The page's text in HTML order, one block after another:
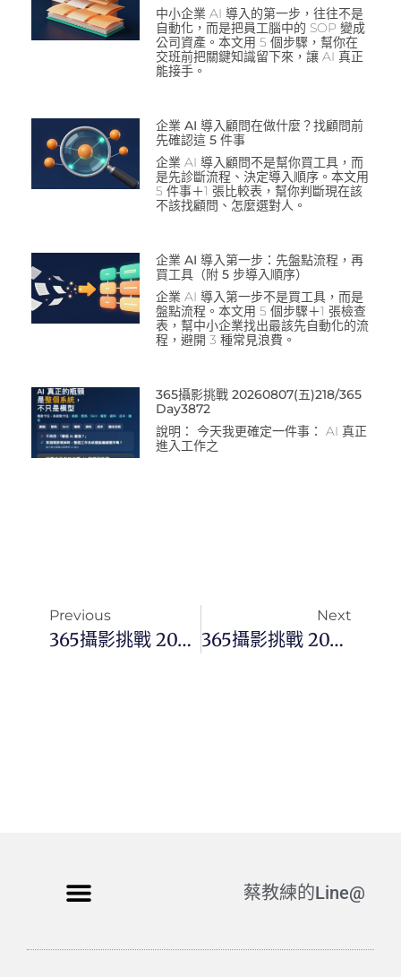
中小企業 AI 導入的第一步，往往不是
自動化，而是把員工腦中的 SOP 變成
公司資產。本文用 5 個步驟，幫你在
交班前把關鍵知識留下來，讓 AI 真正
能接手。
企業 AI 導入顧問在做什麼？找顧問前
先確認這 5 件事
企業 AI 導入顧問不是幫你買工具，而
是先診斷流程、決定導入順序。本文用
5 件事＋1 張比較表，幫你判斷現在該
不該找顧問、怎麼選對人。
企業 AI 導入第一步：先盤點流程，再
買工具（附 5 步導入順序）
企業 AI 導入第一步不是買工具，而是
盤點流程。本文用 5 個步驟＋1 張檢查
表，幫中小企業找出最該先自動化的流
程，避開 3 種常見浪費。
365攝影挑戰 20260807(五)218/365
Day3872
說明： 今天我更確定一件事： AI 真正
進入工作之
Previous
365攝影挑戰 20241024(四) 298/366 Day3201
Next
365攝影挑戰 20241026(六) 300/366 Day3203
蔡教練的Line@